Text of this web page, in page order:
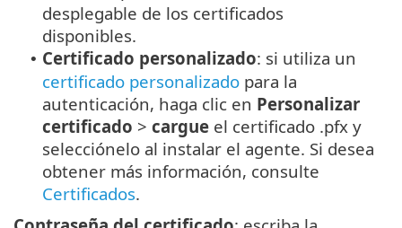
desplegable de los certificados
disponibles.
• Certificado personalizado: si utiliza un
certificado personalizado para la
autenticación, haga clic en Personalizar
certificado > cargue el certificado .pfx y
selecciónelo al instalar el agente. Si desea
obtener más información, consulte
Certificados.